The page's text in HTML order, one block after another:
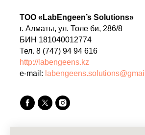
ТОО «LabEngeen’s Solutions»
г. Алматы, ул. Толе би, 286/8
БИН 181040012774
Тел. 8 (747) 94 94 616
http://labengeens.kz
e-mail: